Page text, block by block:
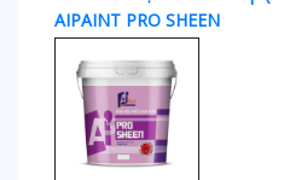
AIPAINT PRO SHEEN